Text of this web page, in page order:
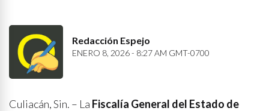
Redacción Espejo
ENERO 8, 2026 - 8:27 AM GMT-0700
Culiacán, Sin. – La Fiscalía General del Estado de